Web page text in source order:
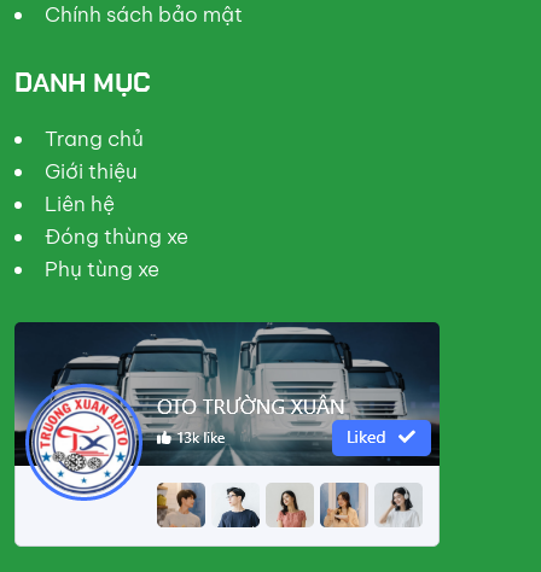
Chính sách bảo mật
DANH MỤC
Trang chủ
Giới thiệu
Liên hệ
Đóng thùng xe
Phụ tùng xe